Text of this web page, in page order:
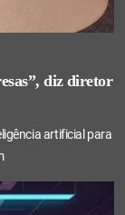
diz diretor
artificial para